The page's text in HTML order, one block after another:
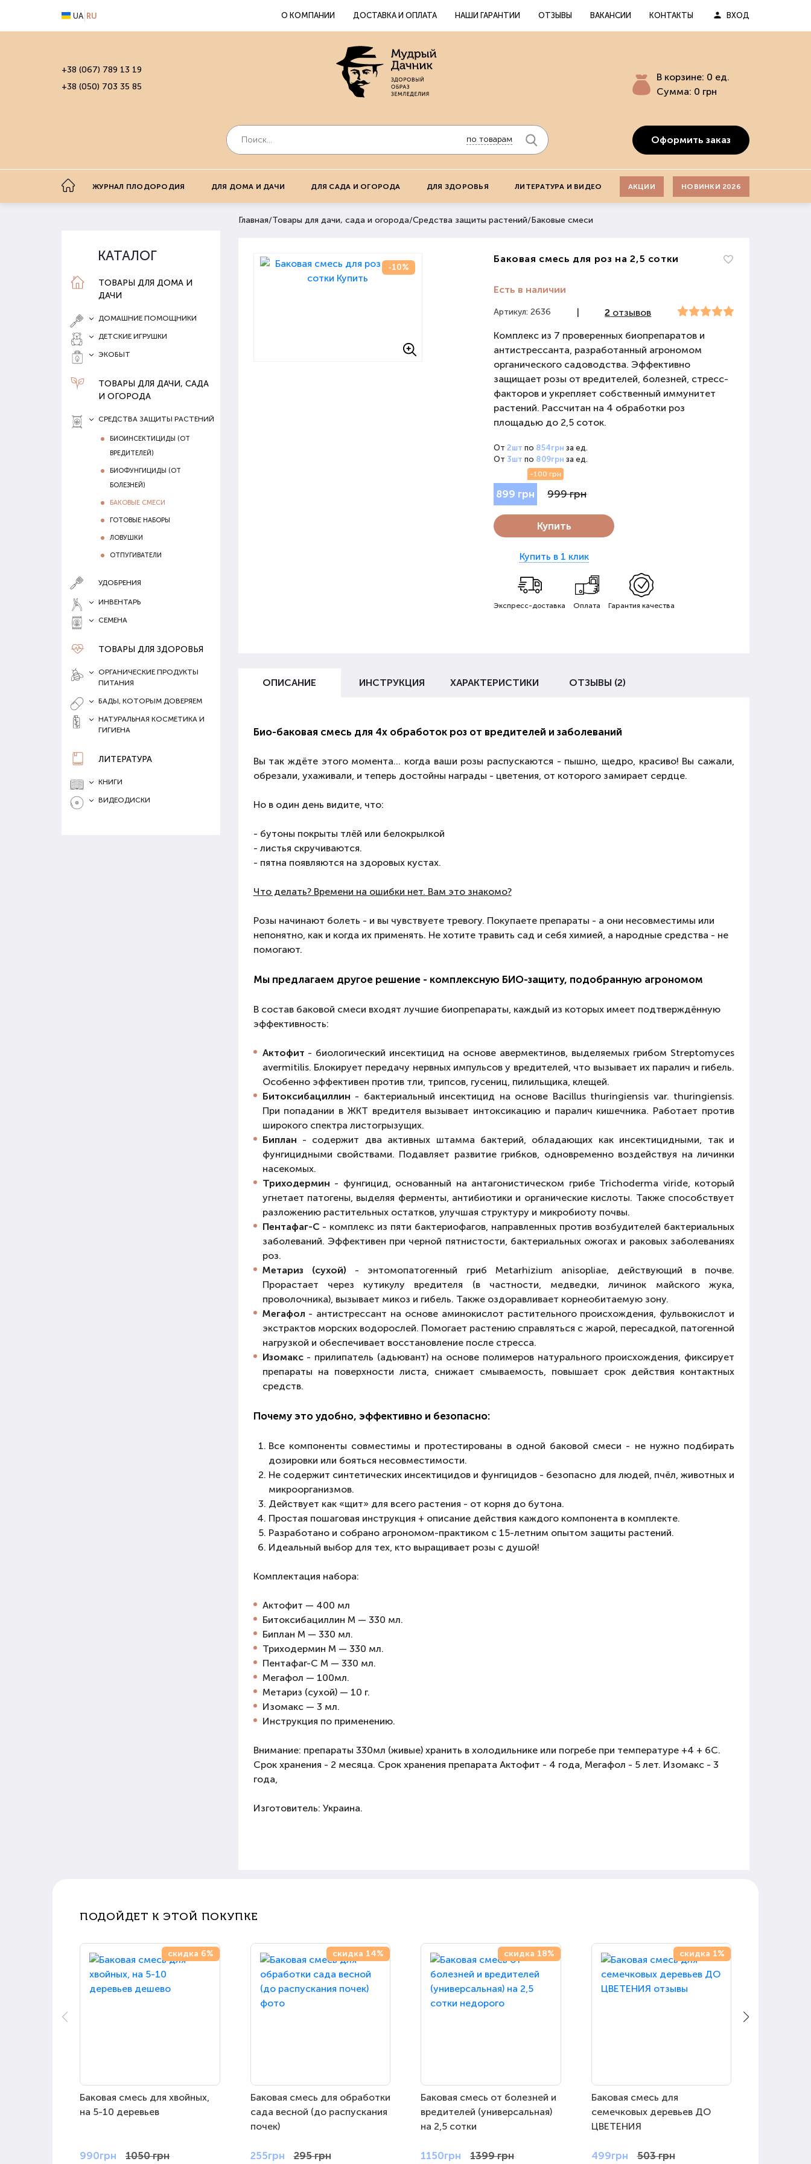
UA RU О КОМПАНИИ ДОСТАВКА И ОПЛАТА НАШИ ГАРАНТИИ ОТЗЫВЫ ВАКАНСИИ КОНТАКТЫ ВХОД
+38 (067) 789 13 19
+38 (050) 703 35 85
по товарам
В корзине: 0 ед.
Сумма: 0 грн
Оформить заказ
ЖУРНАЛ ПЛОДОРОДИЯ ДЛЯ ДОМА И ДАЧИ ДЛЯ САДА И ОГОРОДА ДЛЯ ЗДОРОВЬЯ ЛИТЕРАТУРА И ВИДЕО АКЦИИ НОВИНКИ 2026
КАТАЛОГ
ТОВАРЫ ДЛЯ ДОМА И
ДАЧИ
ДОМАШНИЕ ПОМОЩНИКИ
ДЕТСКИЕ ИГРУШКИ
ЭКОБЫТ
ТОВАРЫ ДЛЯ ДАЧИ, САДА
И ОГОРОДА
СРЕДСТВА ЗАЩИТЫ РАСТЕНИЙ
БИОИНСЕКТИЦИДЫ (ОТ
ВРЕДИТЕЛЕЙ)
БИОФУНГИЦИДЫ (ОТ
БОЛЕЗНЕЙ)
БАКОВЫЕ СМЕСИ
ГОТОВЫЕ НАБОРЫ
ЛОВУШКИ
ОТПУГИВАТЕЛИ
УДОБРЕНИЯ
ИНВЕНТАРЬ
СЕМЕНА
ТОВАРЫ ДЛЯ ЗДОРОВЬЯ
ОРГАНИЧЕСКИЕ ПРОДУКТЫ
ПИТАНИЯ
БАДЫ, КОТОРЫМ ДОВЕРЯЕМ
НАТУРАЛЬНАЯ КОСМЕТИКА И
ГИГИЕНА
ЛИТЕРАТУРА
КНИГИ
ВИДЕОДИСКИ
Главная/Товары для дачи, сада и огорода/Средства защиты растений/Баковые смеси
-10%
Баковая смесь для роз на 2,5 сотки
Есть в наличии
Артикул: 2636 | 2 отзывов
Комплекс из 7 проверенных биопрепаратов и
антистрессанта, разработанный агрономом
органического садоводства. Эффективно
защищает розы от вредителей, болезней, стресс-
факторов и укрепляет собственный иммунитет
растений. Рассчитан на 4 обработки роз
площадью до 2,5 соток.
От2шт по 854грн за ед.
От 3шт по 809грн за ед.
899 грн
-100 грн
999 грн
Купить
Купить в 1 клик
Экспресс-доставка Оплата Гарантия качества
ОПИСАНИЕ ИНСТРУКЦИЯ ХАРАКТЕРИСТИКИ ОТЗЫВЫ (2)
Био-баковая смесь для 4х обработок роз от вредителей и заболеваний
Вы так ждёте этого момента... когда ваши розы распускаются - пышно, щедро, красиво! Вы сажали,
обрезали, ухаживали, и теперь достойны награды - цветения, от которого замирает сердце.
Но в один день видите, что:
- бутоны покрыты тлёй или белокрылкой
- листья скручиваются.
- пятна появляются на здоровых кустах.
Что делать? Времени на ошибки нет. Вам это знакомо?
Розы начинают болеть - и вы чувствуете тревогу. Покупаете препараты - а они несовместимы или
непонятно, как и когда их применять. Не хотите травить сад и себя химией, а народные средства - не
помогают.
Мы предлагаем другое решение - комплексную БИО-защиту, подобранную агрономом
В состав баковой смеси входят лучшие биопрепараты, каждый из которых имеет подтверждённую
эффективность:
Актофит - биологический инсектицид на основе авермектинов, выделяемых грибом Streptomyces
avermitilis. Блокирует передачу нервных импульсов у вредителей, что вызывает их паралич и гибель.
Особенно эффективен против тли, трипсов, гусениц, пилильщика, клещей.
Битоксибациллин - бактериальный инсектицид на основе Bacillus thuringiensis var. thuringiensis.
При попадании в ЖКТ вредителя вызывает интоксикацию и паралич кишечника. Работает против
широкого спектра листогрызущих.
Биплан - содержит два активных штамма бактерий, обладающих как инсектицидными, так и
фунгицидными свойствами. Подавляет развитие грибков, одновременно воздействуя на личинки
насекомых.
Триходермин - фунгицид, основанный на антагонистическом грибе Trichoderma viride, который
угнетает патогены, выделяя ферменты, антибиотики и органические кислоты. Также способствует
разложению растительных остатков, улучшая структуру и микробиоту почвы.
Пентафаг-С - комплекс из пяти бактериофагов, направленных против возбудителей бактериальных
заболеваний. Эффективен при черной пятнистости, бактериальных ожогах и раковых заболеваниях
роз.
Метариз (сухой) - энтомопатогенный гриб Metarhizium anisopliae, действующий в почве.
Прорастает через кутикулу вредителя (в частности, медведки, личинок майского жука,
проволочника), вызывает микоз и гибель. Также оздоравливает корнеобитаемую зону.
Мегафол - антистрессант на основе аминокислот растительного происхождения, фульвокислот и
экстрактов морских водорослей. Помогает растению справляться с жарой, пересадкой, патогенной
нагрузкой и обеспечивает восстановление после стресса.
Изомакс- прилипатель (адьювант) на основе полимеров натурального происхождения, фиксирует
препараты на поверхности листа, снижает смываемость, повышает срок действия контактных
средств.
Почему это удобно, эффективно и безопасно:
Все компоненты совместимы и протестированы в одной баковой смеси - не нужно подбирать
дозировки или бояться несовместимости.
Не содержит синтетических инсектицидов и фунгицидов - безопасно для людей, пчёл, животных и
микроорганизмов.
Действует как «щит» для всего растения - от корня до бутона.
Простая пошаговая инструкция + описание действия каждого компонента в комплекте.
Разработано и собрано агрономом-практиком с 15-летним опытом защиты растений.
Идеальный выбор для тех, кто выращивает розы с душой!
Комплектация набора:
Актофит — 400 мл
Битоксибациллин М — 330 мл.
Биплан М — 330 мл.
Триходермин М — 330 мл.
Пентафаг-С М — 330 мл.
Мегафол — 100мл.
Метариз (сухой) — 10 г.
Изомакс — 3 мл.
Инструкция по применению.
Внимание: препараты 330мл (живые) хранить в холодильнике или погребе при температуре +4 + 6С.
Срок хранения - 2 месяца. Срок хранения препарата Актофит - 4 года, Мегафол - 5 лет. Изомакс - 3
года,
Изготовитель: Украина.
ПОДОЙДЕТ К ЭТОЙ ПОКУПКЕ
скидка 6%
Баковая смесь для хвойных,
на 5-10 деревьев
990грн 1050 грн
скидка 14%
Баковая смесь для обработки
сада весной (до распускания
почек)
255грн 295 грн
скидка 18%
Баковая смесь от болезней и
вредителей (универсальная)
на 2,5 сотки
1150грн 1399 грн
скидка 1%
Баковая смесь для
семечковых деревьев ДО
ЦВЕТЕНИЯ
499грн 503 грн